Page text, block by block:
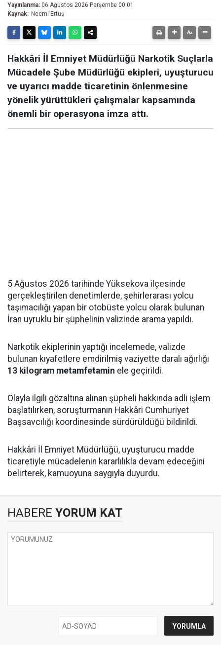
Yayınlanma: 06 Ağustos 2026 Perşembe 00:01
Kaynak: Necmi Ertuş
Hakkâri İl Emniyet Müdürlüğü Narkotik Suçlarla
Mücadele Şube Müdürlüğü ekipleri, uyuşturucu
ve uyarıcı madde ticaretinin önlenmesine
yönelik yürüttükleri çalışmalar kapsamında
önemli bir operasyona imza attı.
5 Ağustos 2026 tarihinde Yüksekova ilçesinde
gerçekleştirilen denetimlerde, şehirlerarası yolcu
taşımacılığı yapan bir otobüste yolcu olarak bulunan
İran uyruklu bir şüphelinin valizinde arama yapıldı.
Narkotik ekiplerinin yaptığı incelemede, valizde
bulunan kıyafetlere emdirilmiş vaziyette daralı ağırlığı
13 kilogram metamfetamin ele geçirildi.
Olayla ilgili gözaltına alınan şüpheli hakkında adli işlem
başlatılırken, soruşturmanın Hakkâri Cumhuriyet
Başsavcılığı koordinesinde sürdürüldüğü bildirildi.
Hakkâri İl Emniyet Müdürlüğü, uyuşturucu madde
ticaretiyle mücadelenin kararlılıkla devam edeceğini
belirterek, kamuoyuna saygıyla duyurdu.
HABERE YORUM KAT